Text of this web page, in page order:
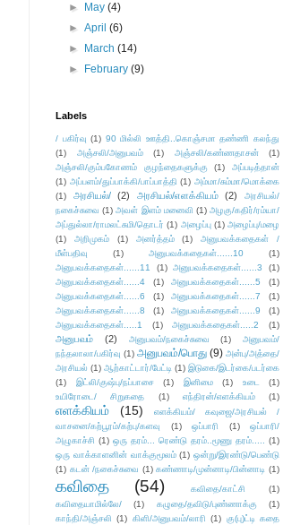
►
May(4)
►April(6)
►
March(14)
►
February(9)
Labels
/ பகிர்வு (1) 90 மில்லி ஊத்தி..கொஞ்சமா தண்ணி கலந்து
(1)
அஞ்சலி/அனுபவம் (1) அஞ்சலி/கண்ணதாசன்
(1)
அஞ்சலி/கும்பகோணம் குழந்தைகளுக்கு
(1)
அப்படித்தான்
(1) அப்பளம்/துப்பாக்கி/பாப்பாத்தி (1) அம்மா/சும்மா/மொக்கை
(1)
அரசியல்/ (2) அரசியல்/எளக்கியம் (2)
அரசியல்/
நகைச்சுவை (1) அவள் இளம் மனைவி (1) அழகு/கதிர்/ரம்யா/
அப்துல்லா/ராமலட்சுமி/தொடர் (1) அழைப்பு (1) அழைப்பு/மழை
(1)
அறிமுகம் (1) அனர்த்தம் (1)
அனுபவக்கதைகள் /
மீள்பதிவு
(1) அனுபவக்கதைகள்......10
(1)
அனுபவக்கதைகள்......11
(1) அனுபவக்கதைகள்......3
(1)
அனுபவக்கதைகள்......4
(1) அனுபவக்கதைகள்......5
(1)
அனுபவக்கதைகள்......6
(1) அனுபவக்கதைகள்......7
(1)
அனுபவக்கதைகள்......8
(1) அனுபவக்கதைகள்......9
(1)
அனுபவக்கதைகள்.....1
(1) அனுபவக்கதைகள்.....2 (1)
அனுபவம் (2) அனுபவம்/நகைச்சுவை (1)
அனுபவம்/
நந்தலாலா/பகிர்வு (1) அனுபவம்/பொது (9) அன்பு/அத்தை/
அரசியல் (1) ஆற்காட்டார்/பேட்டி (1) இடுகை/இடர்கை/படர்கை
(1)
இட்லி/குஷ்பு/நப்பாசை (1) இனிமை (1) உடை
(1)
உயிரோடை/ சிறுகதை
(1) எந்திரன்/எளக்கியம் (1)
எளக்கியம் (15)
எளக்கியம்/ கவுஜை/அரசியல் /
வாசனை/கற்பூரம்/கற்பு/களவு
(1) ஒப்பாரி (1)
ஒப்பாரி/
அழுகாச்சி (1) ஒரு தரம்... ரெண்டு தரம்..மூணு தரம்..... (1)
ஒரு வாக்காளனின் வாக்குமூலம் (1) ஒன்று/இரண்டு/பெண்டு
(1) கடன் /நகைச்சுவை (1) கண்ணாடி/முன்னாடி/பின்னாடி (1)
கவிதை (54) கவிதை/காட்சி
(1)
கவிதையாமில்லே/
(1) கழுதை/தவிடு/புண்ணாக்கு
(1)
காந்தி/அஞ்சலி (1) கிளி/அனுபவம்/லாரி (1) கு(பு)ட்டி கதை